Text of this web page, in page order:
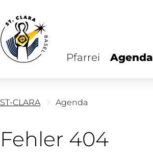
Pfarrei Agenda
ST-CLARA Agenda
Fehler 404